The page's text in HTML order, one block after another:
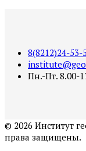
8(8212)24-53-
Пн.-Пт. 8.00-
© 2026 Институт
права защищены.